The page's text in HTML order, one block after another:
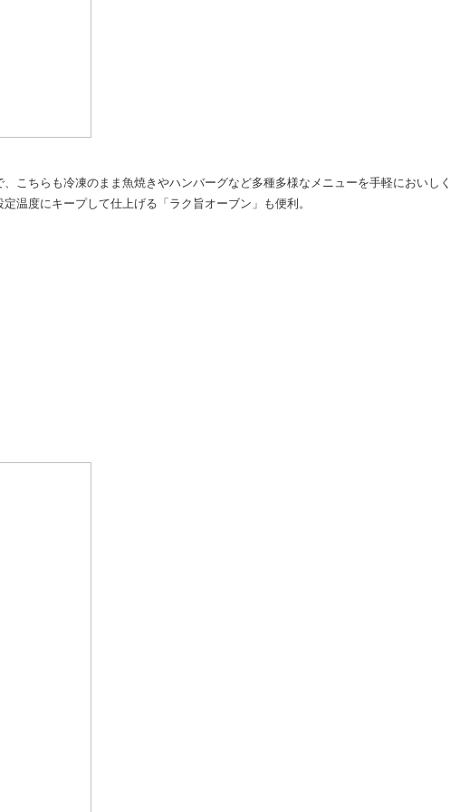
こちらも冷凍のまま魚焼きやハンバーグなど多種多様なメニューを手軽においし
温度にキープして仕上げる「ラク旨オーブン」も便利。